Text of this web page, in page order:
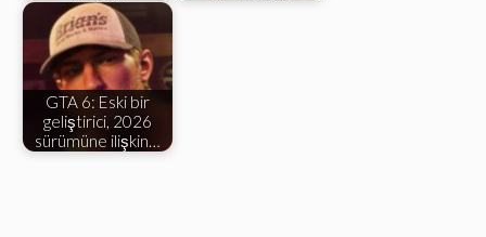
GTA 6: Eski bir
geliştirici, 2026
sürümüne ilişkin…